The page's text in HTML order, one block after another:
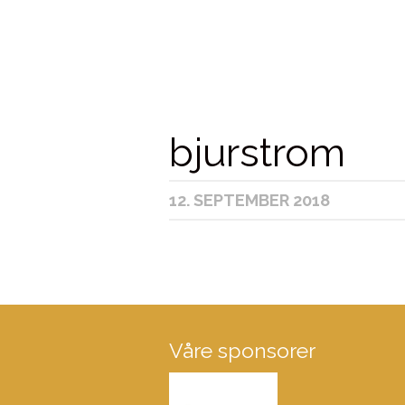
bjurstrom
12. SEPTEMBER 2018
Våre sponsorer